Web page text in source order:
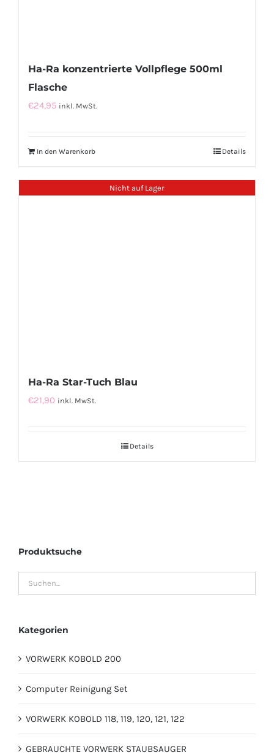
Ha-Ra konzentrierte Vollpflege 500ml
Flasche
€24,95 inkl. MwSt.
In den Warenkorb Details
Nicht auf Lager
Ha-Ra Star-Tuch Blau
€21,90 inkl. MwSt.
Details
Produktsuche
Kategorien
VORWERK KOBOLD 200
Computer Reinigung Set
VORWERK KOBOLD 118, 119, 120, 121, 122
GEBRAUCHTE VORWERK STAUBSAUGER